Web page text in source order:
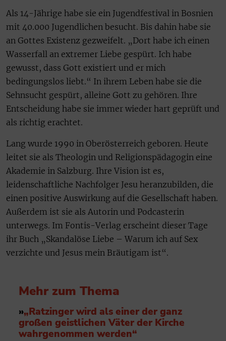
Als 14-Jährige habe sie ein Jugendfestival in Bosnien
mit 40.000 Jugendlichen besucht. Bis dahin habe sie
an Gottes Existenz gezweifelt. „Dort habe ich einen
Wasserfall an extremer Liebe gespürt. Ich habe
gewusst, dass Gott existiert und er mich
bedingungslos liebt.“ In ihrem Leben habe sie die
Sehnsucht gespürt, alleine Gott zu gehören. Ihre
Entscheidung habe sie immer wieder hart geprüft und
als richtig erachtet.
Lang wurde 1990 in Oberösterreich geboren. Heute
leitet sie als Theologin und Religionspädagogin eine
Akademie in Salzburg. Ihre Vision ist es,
leidenschaftliche Nachfolger Jesu heranzubilden, die
einen positive Auswirkung auf die Gesellschaft haben.
Außerdem ist sie als Autorin und Podcasterin
unterwegs. Im Fontis-Verlag erscheint dieser Tage
ihr Buch „Skandalöse Liebe – Warum ich auf Sex
verzichte und Jesus mein Bräutigam ist“.
Mehr zum Thema
»„Ratzinger wird als einer der ganz
großen geistlichen Väter der Kirche
wahrgenommen werden“